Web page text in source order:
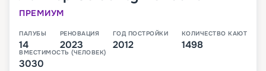
ПРЕМИУМ
ПАЛУБЫ
14
РЕНОВАЦИЯ
2023
ГОД ПОСТРОЙКИ
2012
КОЛИЧЕСТВО КАЮТ
1498
ВМЕСТИМОСТЬ (ЧЕЛОВЕК)
3030